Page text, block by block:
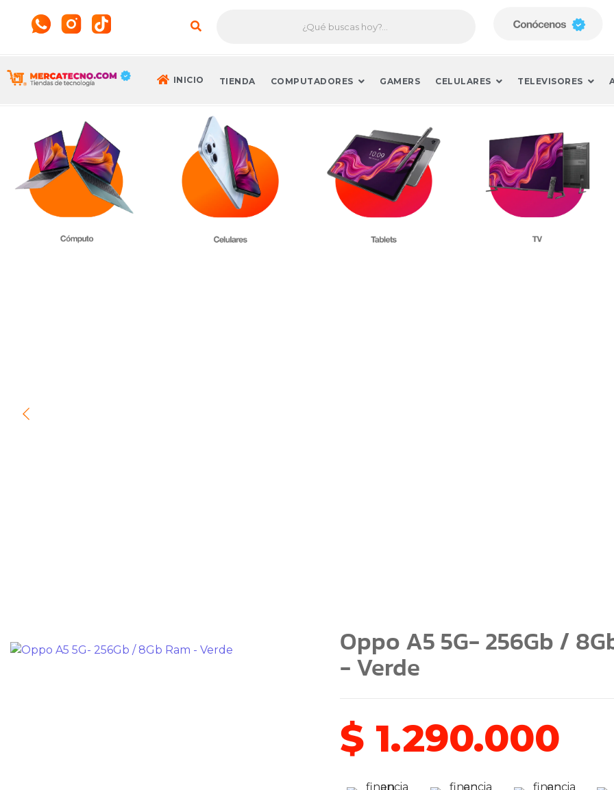
INICIO TIENDA COMPUTADORES GAMERS CELULARES TELEVISORES
Oppo A5 5G- 256Gb /
- Verde
$ 1.290.000